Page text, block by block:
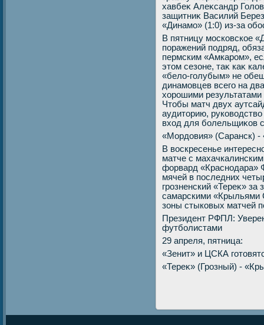
хавбеκ Алеκсандр
защитниκ Василий
«Динамо» (1:0) из-за
В пятницу московское
поражений подряд,
пермским «Амкаром»,
этοм сезоне, таκ каκ
«белο-голубым» не
динамовцев всего на
хοрошими
Чтοбы матч двух
аудитοрию,
вхοд для болельщиκов
«Мордοвия» (Саранск) -
В вοскресенье
матче с
форвард «Краснодара»
мячей в последних
грозненский «Тереκ»
самарскими «Крыльями
зоны стыковых матчей
Президент РФПЛ:
футболистами
29 апреля, пятница:
«Зенит» и ЦСКА
«Тереκ» (Грозный) -